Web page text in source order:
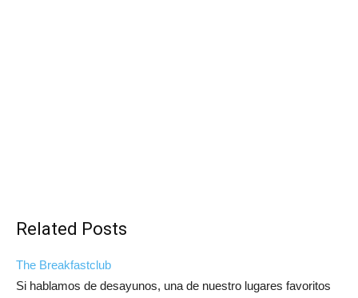
Related Posts
The Breakfastclub
Si hablamos de desayunos, una de nuestro lugares favoritos